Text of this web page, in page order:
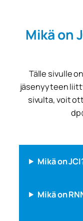
Mikä on
Tälle sivulle
jäsenyyteen
sivulta, voit
Mikä on
Mikä on